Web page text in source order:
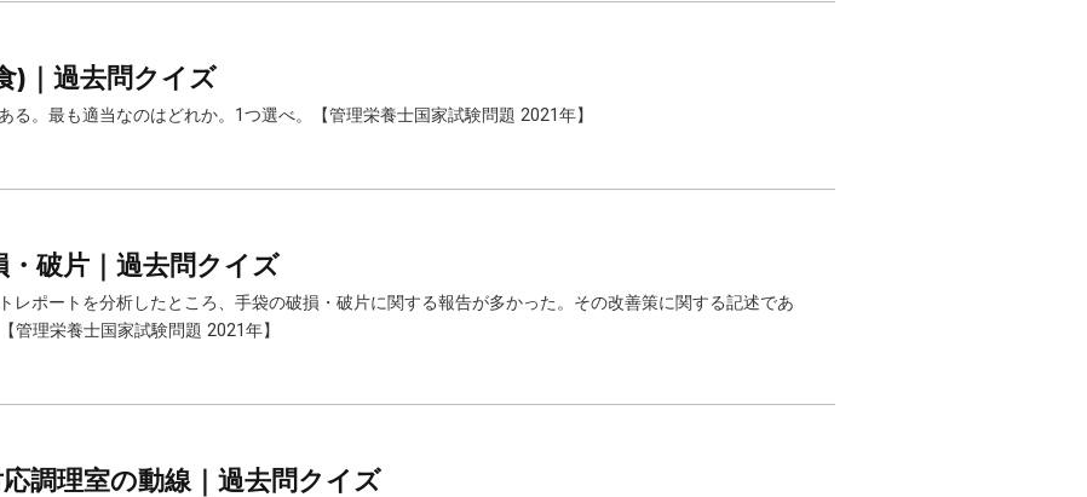
)｜過去問クイズ
。最も適当なのはどれか。1つ選べ。【管理栄養士国家試験問題 2021年】
破片｜過去問クイズ
レポートを分析したところ、手袋の破損・破片に関する報告が多かった。その改善策に関する記述であ
管理栄養士国家試験問題 2021年】
調理室の動線｜過去問クイズ